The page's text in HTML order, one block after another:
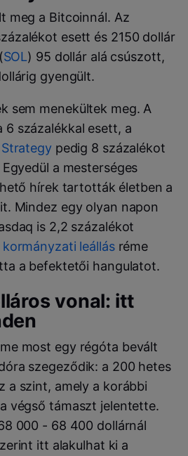
meg a Bitcoinnál. Az
esett és 2150 dollár
SOL) 95 dollár alá csúszott,
gyengült.
sem menekültek meg. A
6 százalékkal esett, a
Strategypedig 8 százalékot
a mesterséges
hírek tartották életben a
Mindez egy olyan napon
is 2,2 százalékot
kormányzati leállásréme
a befektetői hangulatot.
vonal: itt
most egy régóta bevált
szegeződik: a 200 hetes
a szint, amely a korábbi
végső támaszt jelentette.
000 - 68 400 dollárnál
itt alakulhat ki a